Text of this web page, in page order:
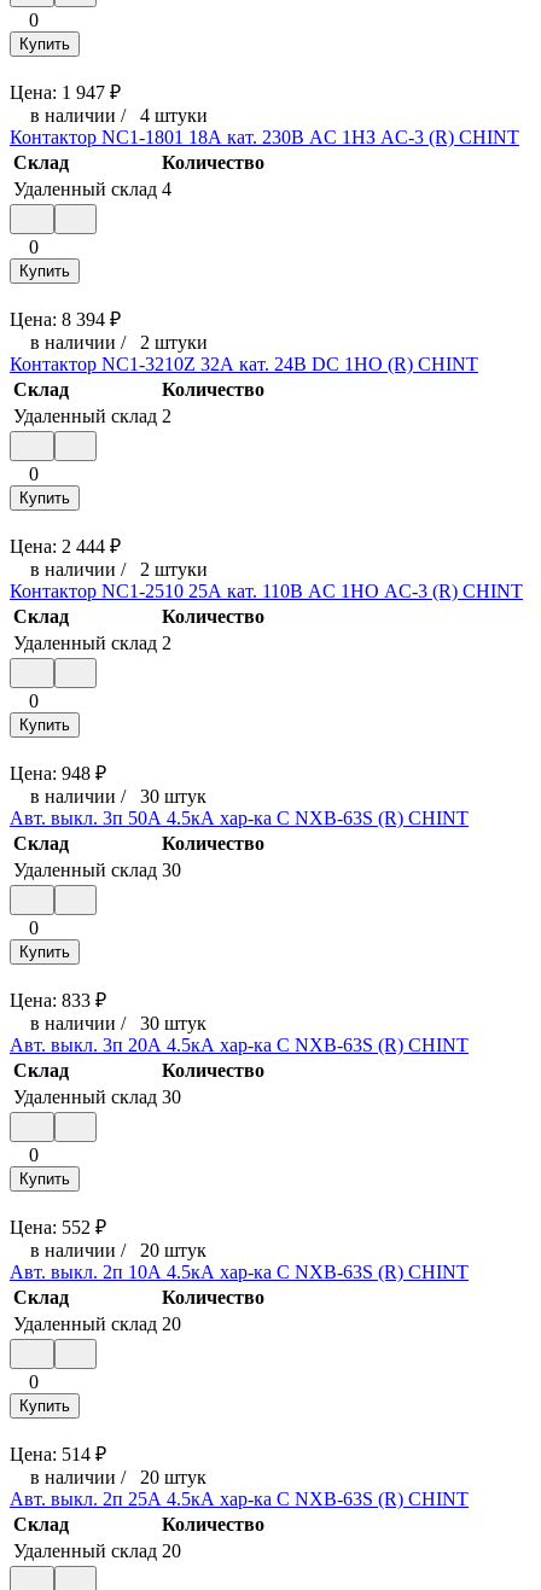
0
Купить
Цена: 1 947 ₽
в наличии / 4 штуки
Контактор NC1-1801 18А кат. 230В AC 1НЗ AC-3 (R) CHINT
Склад
Количество
Удаленный склад 4
0
Купить
Цена: 8 394 ₽
в наличии / 2 штуки
Контактор NC1-3210Z 32А кат. 24В DC 1НО (R) CHINT
Склад
Количество
Удаленный склад 2
0
Купить
Цена: 2 444 ₽
в наличии / 2 штуки
Контактор NC1-2510 25А кат. 110В AC 1НО AC-3 (R) CHINT
Склад
Количество
Удаленный склад 2
0
Купить
Цена: 948 ₽
в наличии / 30 штук
Авт. выкл. 3п 50А 4.5кА хар-ка C NXB-63S (R) CHINT
Склад
Количество
Удаленный склад 30
0
Купить
Цена: 833 ₽
в наличии / 30 штук
Авт. выкл. 3п 20А 4.5кА хар-ка C NXB-63S (R) CHINT
Склад
Количество
Удаленный склад 30
0
Купить
Цена: 552 ₽
в наличии / 20 штук
Авт. выкл. 2п 10А 4.5кА хар-ка C NXB-63S (R) CHINT
Склад
Количество
Удаленный склад 20
0
Купить
Цена: 514 ₽
в наличии / 20 штук
Авт. выкл. 2п 25А 4.5кА хар-ка C NXB-63S (R) CHINT
Склад
Количество
Удаленный склад 20